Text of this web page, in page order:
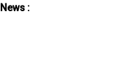
: